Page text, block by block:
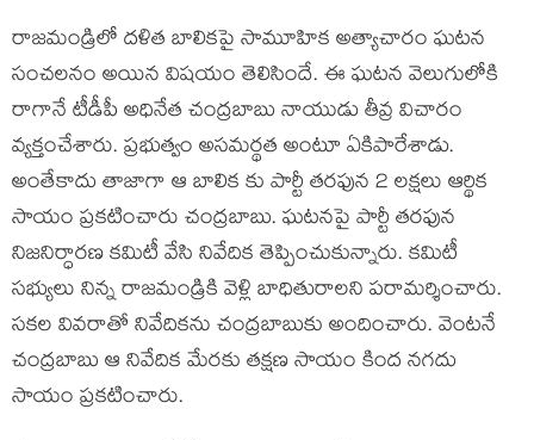
రాజమండ్రిలో దళిత బాలికపై సామూహిక అత్యాచారం ఘటన
సంచలనం అయిన విషయం తెలిసిందే. ఈ ఘటన వెలుగులోకి
రాగానే టీడీపీ అధినేత చంద్రబాబు నాయుడు తీవ్ర విచారం
వ్యక్తంచేశారు. ప్రభుత్వం అసమర్థత అంటూ ఏకిపారేశాడు.
అంతేకాదు తాజాగా ఆ బాలిక కు పార్టీ తరఫున 2 లక్షలు ఆర్థిక
సాయం ప్రకటించారు చంద్రబాబు. ఘటనపై పార్టీ తరఫున
నిజనిర్ధారణ కమిటీ వేసి నివేదిక తెప్పించుకున్నారు. కమిటీ
సభ్యులు నిన్న రాజమండ్రికి వెళ్లి బాధితురాలని పరామర్శించారు.
సకల వివరాతో నివేదికను చంద్రబాబుకు అందించారు. వెంటనే
చంద్రబాబు ఆ నివేదిక మేరకు తక్షణ సాయం కింద నగదు
సాయం ప్రకటించారు.